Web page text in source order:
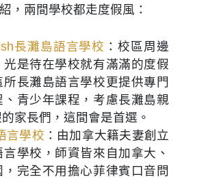
，兩間學校都走度假風：
長灘島語言學校 ：校區周邊
光是待在學校就有滿滿的度假
所長灘島語言學校更提供專門
、青少年課程，考慮長灘島親
家長們，這間會是首選。
言學校 ：由加拿大籍夫妻創立
學校，師資皆來自加拿大、
，完全不用擔心菲律賓口音問